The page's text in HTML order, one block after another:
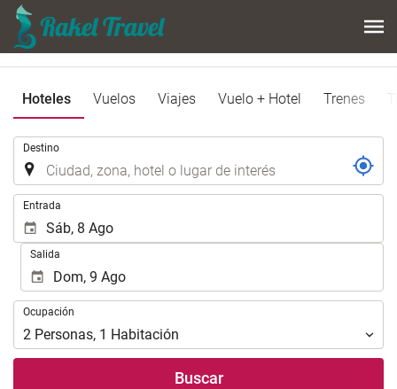
Hoteles Vuelos Viajes Vuelo + Hotel Trenes
Introduzca
lugar
de
destino
en
que
realizar
búsqueda
de
Destino
Introduzca
las
fechas
inicio
fin
para
realizar
Entrada
Salida
Ocupación
Ocupación
2 Personas, 1 Habitación
Buscar